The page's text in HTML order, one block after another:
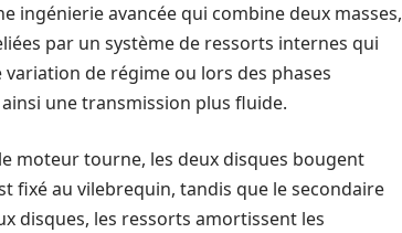
ingénierie avancée qui combine deux masses,
par un système de ressorts internes qui
de régime ou lors des phases
une transmission plus fluide.
moteur tourne, les deux disques bougent
fixé au vilebrequin, tandis que le secondaire
disques, les ressorts amortissent les